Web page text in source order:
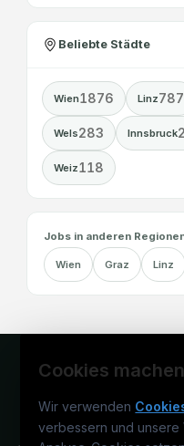
Beliebte Städte
Wien1876 Linz787
Wels283 Innsbruck
Weiz118
Jobs in anderen
Wien Graz Linz
Cookies
Wir verwenden
verbessern und unsere